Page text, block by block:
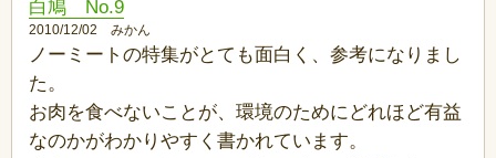
白鳩 No.9
2010/12/02 みかん
ノーミートの特集がとても面白く、参考になりまし
た。
お肉を食べないことが、環境のためにどれほど有益
なのかがわかりやすく書かれています。